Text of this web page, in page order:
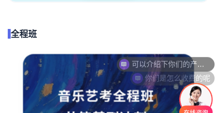
全程班
你们是怎么收费的呢